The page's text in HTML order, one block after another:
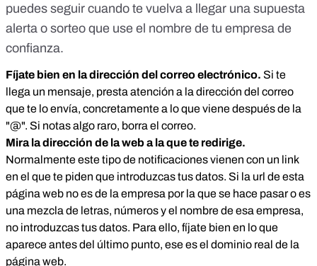
puedes seguir cuando te vuelva a llegar una supuesta
alerta o sorteo que use el nombre de tu empresa de
confianza.
Fíjate bien en la dirección del correo electrónico. Si te
llega un mensaje, presta atención a la dirección del correo
que te lo envía, concretamente a lo que viene después de la
"@". Si notas algo raro, borra el correo.
Mira la dirección de la web a la que te redirige.
Normalmente este tipo de notificaciones vienen con un link
en el que te piden que introduzcas tus datos. Si la url de esta
página web no es de la empresa por la que se hace pasar o es
una mezcla de letras, números y el nombre de esa empresa,
no introduzcas tus datos. Para ello, fíjate bien en lo que
aparece antes del último punto, ese es el dominio real de la
página web.